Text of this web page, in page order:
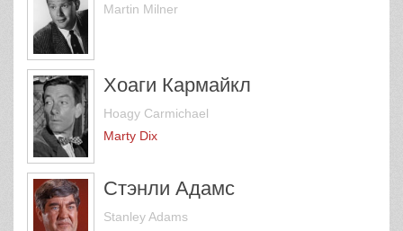
Martin Milner
Хоаги Кармайкл
Hoagy Carmichael
Marty Dix
Стэнли Адамс
Stanley Adams